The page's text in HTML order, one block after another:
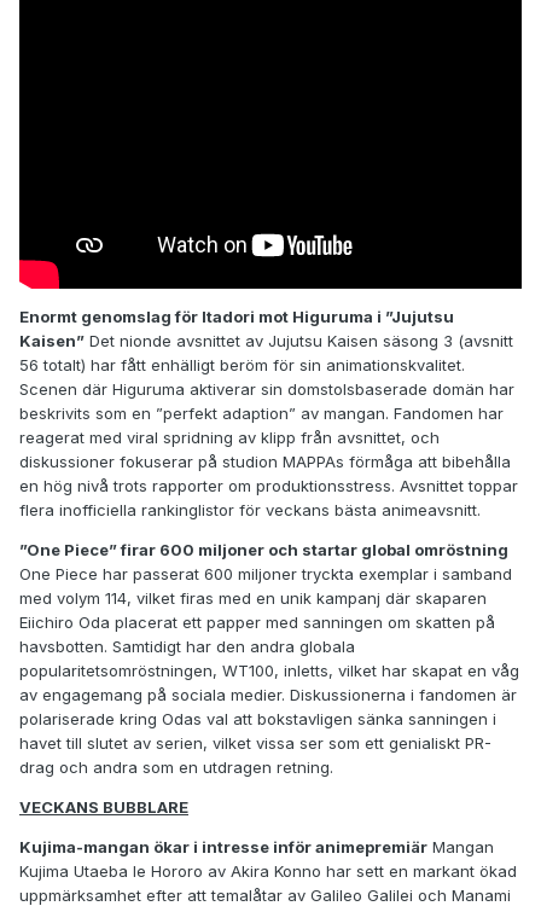
Enormt genomslag för Itadori mot Higuruma i ”Jujutsu
Kaisen” Det nionde avsnittet av Jujutsu Kaisen säsong 3 (avsnitt
56 totalt) har fått enhälligt beröm för sin animationskvalitet.
Scenen där Higuruma aktiverar sin domstolsbaserade domän har
beskrivits som en ”perfekt adaption” av mangan. Fandomen har
reagerat med viral spridning av klipp från avsnittet, och
diskussioner fokuserar på studion MAPPAs förmåga att bibehålla
en hög nivå trots rapporter om produktionsstress. Avsnittet toppar
flera inofficiella rankinglistor för veckans bästa animeavsnitt.
”One Piece” firar 600 miljoner och startar global omröstning
One Piece har passerat 600 miljoner tryckta exemplar i samband
med volym 114, vilket firas med en unik kampanj där skaparen
Eiichiro Oda placerat ett papper med sanningen om skatten på
havsbotten. Samtidigt har den andra globala
popularitetsomröstningen, WT100, inletts, vilket har skapat en våg
av engagemang på sociala medier. Diskussionerna i fandomen är
polariserade kring Odas val att bokstavligen sänka sanningen i
havet till slutet av serien, vilket vissa ser som ett genialiskt PR-
drag och andra som en utdragen retning.
VECKANS BUBBLARE
Kujima-mangan ökar i intresse inför animepremiär Mangan
Kujima Utaeba Ie Hororo av Akira Konno har sett en markant ökad
uppmärksamhet efter att temalåtar av Galileo Galilei och Manami